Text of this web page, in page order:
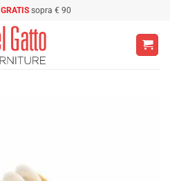
GRATISsopra € 90